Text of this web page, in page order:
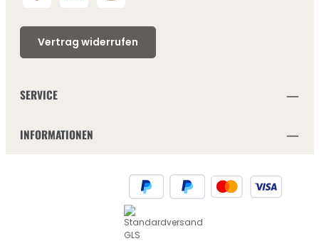
Vertrag widerrufen
SERVICE
INFORMATIONEN